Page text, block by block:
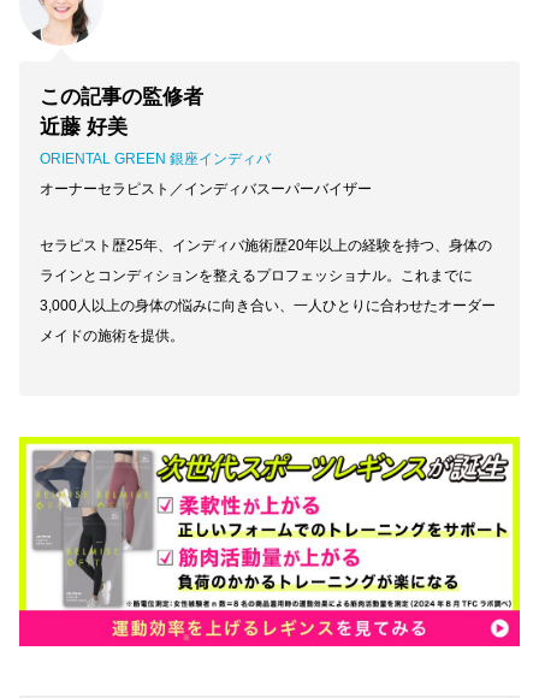
この記事の監修者
近藤 好美
ORIENTAL GREEN 銀座インディバ
オーナーセラピスト／インディバスーパーバイザー
セラピスト歴25年、インディバ施術歴20年以上の経験を持つ、身体の
ラインとコンディションを整えるプロフェッショナル。これまでに
3,000人以上の身体の悩みに向き合い、一人ひとりに合わせたオーダー
メイドの施術を提供。